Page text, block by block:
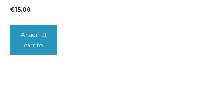
€15.00
Añadir al
carrito